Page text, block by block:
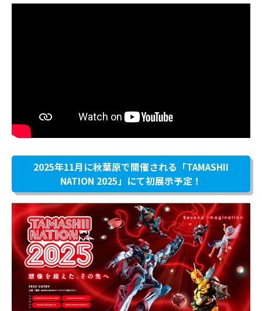
2025年11月に秋葉原で開催される「TAMASHII
NATION 2025」にて初展示予定！